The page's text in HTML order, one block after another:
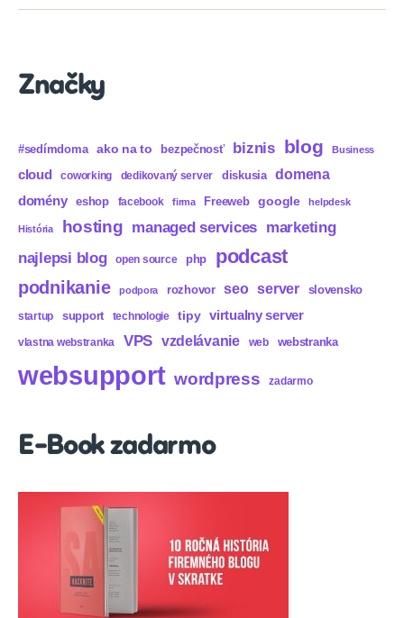
Značky
#sedímdoma ako na to bezpečnosť biznis blog Business
cloud coworking dedikovaný server diskusia domena
domény eshop facebook firma Freeweb google helpdesk
História hosting managed services marketing
najlepsi blog open source php podcast
podnikanie podpora rozhovor seo server slovensko
startup support technologie tipy virtualny server
vlastna webstranka VPS vzdelávanie web webstranka
websupport wordpress zadarmo
E-Book zadarmo